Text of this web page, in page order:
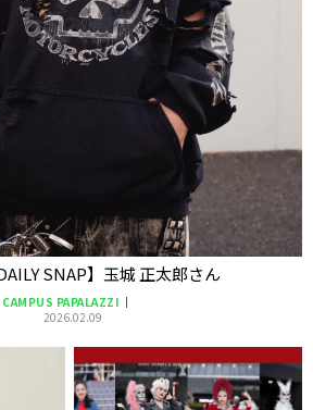
SNAP】玉城 正太郎さん
CAMPUS PAPALAZZI
2026.02.09